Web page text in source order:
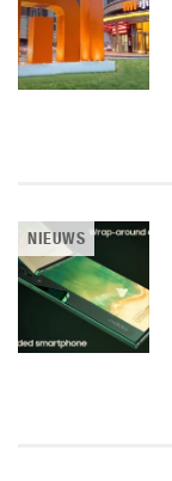
NIEUWS